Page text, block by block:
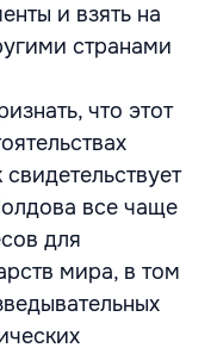
и взять на
странами
что этот
все чаще
для
мира, в том